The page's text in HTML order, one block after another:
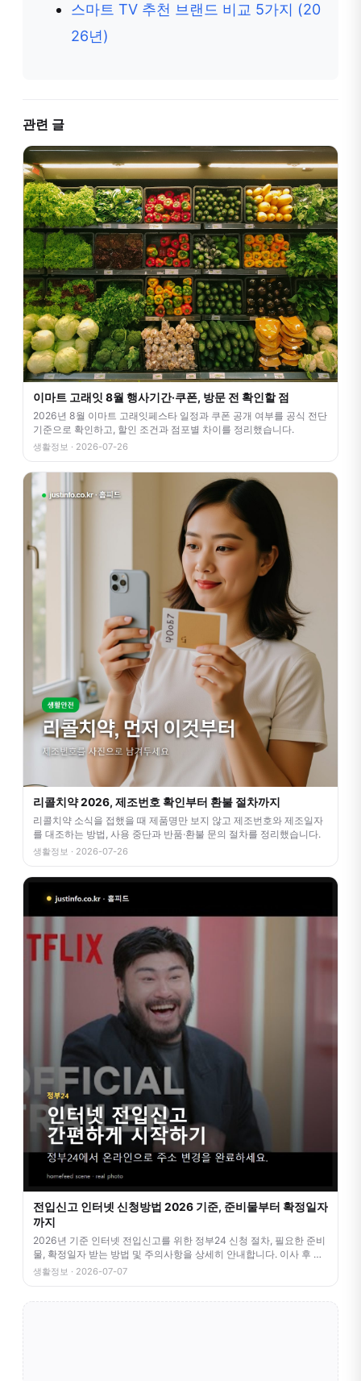
스마트 TV 추천 브랜드 비교 5가지 (20
26년)
관련 글
이마트 고래잇 8월 행사기간·쿠폰, 방문 전 확인할 점
2026년 8월 이마트 고래잇페스타 일정과 쿠폰 공개 여부를 공식 전단
기준으로 확인하고, 할인 조건과 점포별 차이를 정리했습니다.
생활정보 · 2026-07-26
리콜치약 2026, 제조번호 확인부터 환불 절차까지
리콜치약 소식을 접했을 때 제품명만 보지 않고 제조번호와 제조일자
를 대조하는 방법, 사용 중단과 반품·환불 문의 절차를 정리했습니다.
생활정보 · 2026-07-26
전입신고 인터넷 신청방법 2026 기준, 준비물부터 확정일자
까지
2026년 기준 인터넷 전입신고를 위한 정부24 신청 절차, 필요한 준비
물, 확정일자 받는 방법 및 주의사항을 상세히 안내합니다. 이사 후 번
거
생활정보 · 2026-07-07